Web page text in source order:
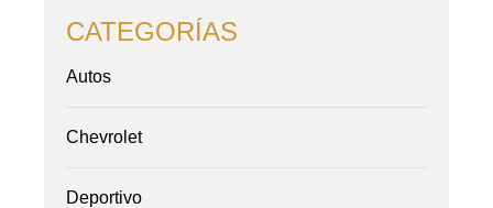
CATEGORÍAS
Autos
Chevrolet
Deportivo